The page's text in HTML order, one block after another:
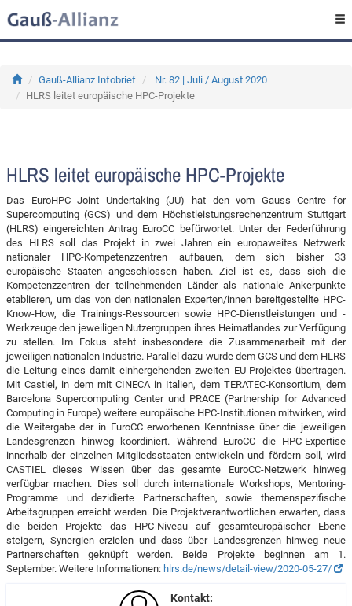
Gauß-Allianz Infobrief
Nr. 82 | Juli / August 2020
HLRS leitet europäische HPC-Projekte
HLRS leitet europäische HPC-Projekte
Das EuroHPC Joint Undertaking (JU) hat den vom Gauss Centre for
Supercomputing (GCS) und dem Höchstleistungsrechenzentrum Stuttgart
(HLRS) eingereichten Antrag EuroCC befürwortet. Unter der Federführung
des HLRS soll das Projekt in zwei Jahren ein europaweites Netzwerk
nationaler HPC-Kompetenzzentren aufbauen, dem sich bisher 33
europäische Staaten angeschlossen haben. Ziel ist es, dass sich die
Kompetenzzentren der teilnehmenden Länder als nationale Ankerpunkte
etablieren, um das von den nationalen Experten/innen bereitgestellte HPC-
Know-How, die Trainings-Ressourcen sowie HPC-Dienstleistungen und -
Werkzeuge den jeweiligen Nutzergruppen ihres Heimatlandes zur Verfügung
zu stellen. Im Fokus steht insbesondere die Zusammenarbeit mit der
jeweiligen nationalen Industrie. Parallel dazu wurde dem GCS und dem HLRS
die Leitung eines damit einhergehenden zweiten EU-Projektes übertragen.
Mit Castiel, in dem mit CINECA in Italien, dem TERATEC-Konsortium, dem
Barcelona Supercomputing Center und PRACE (Partnership for Advanced
Computing in Europe) weitere europäische HPC-Institutionen mitwirken, wird
die Weitergabe der in EuroCC erworbenen Kenntnisse über die jeweiligen
Landesgrenzen hinweg koordiniert. Während EuroCC die HPC-Expertise
innerhalb der einzelnen Mitgliedsstaaten entwickeln und fördern soll, wird
CASTIEL dieses Wissen über das gesamte EuroCC-Netzwerk hinweg
verfügbar machen. Dies soll durch internationale Workshops, Mentoring-
Programme und dezidierte Partnerschaften, sowie themenspezifische
Arbeitsgruppen erreicht werden. Die Projektverantwortlichen erwarten, dass
die beiden Projekte das HPC-Niveau auf gesamteuropäischer Ebene
steigern, Synergien erzielen und dass über Landesgrenzen hinweg neue
Partnerschaften geknüpft werden. Beide Projekte beginnen am 1.
September. Weitere Informationen: hlrs.de/news/detail-view/2020-05-27/
Kontakt: